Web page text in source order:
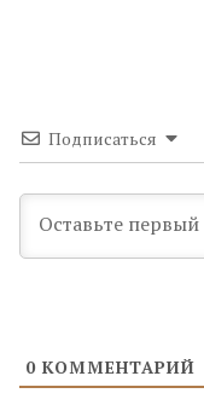
Подписаться
0 КОММЕНТАРИЙ